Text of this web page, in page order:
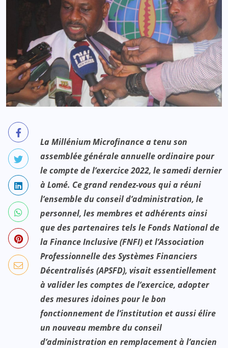
La Millénium Microfinance a tenu son
assemblée générale annuelle ordinaire pour
le compte de l’exercice 2022, le samedi dernier
à Lomé. Ce grand rendez-vous qui a réuni
l’ensemble du conseil d’administration, le
personnel, les membres et adhérents ainsi
que des partenaires tels le Fonds National de
la Finance Inclusive (FNFI) et l’Association
Professionnelle des Systèmes Financiers
Décentralisés (APSFD), visait essentiellement
à valider les comptes de l’exercice, adopter
des mesures idoines pour le bon
fonctionnement de l’institution et aussi élire
un nouveau membre du conseil
d’administration en remplacement à l’ancien